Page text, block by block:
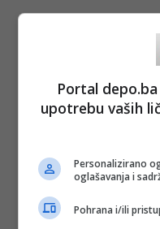
Portal
upotrebu vaših
Personalizirano
oglašavanja i
Pohrana i/ili